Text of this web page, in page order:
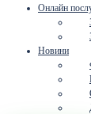
Онлайн
Новини